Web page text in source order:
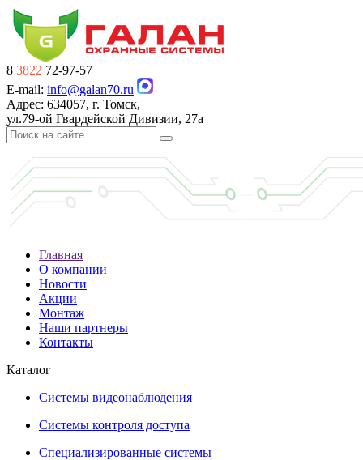
8 3822 72-97-57
E-mail: info@galan70.ru
Адрес: 634057, г. Томск,
ул.79-ой Гвардейской Дивизии, 27а
Главная
О компании
Новости
Акции
Монтаж
Наши партнеры
Контакты
Каталог
Системы видеонаблюдения
Системы контроля доступа
Специализированные системы